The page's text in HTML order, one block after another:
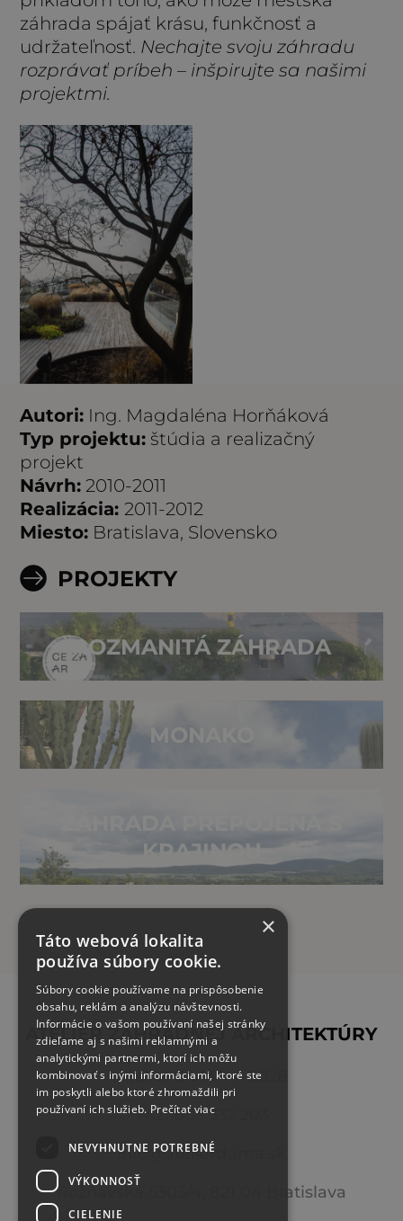
záhrada spájať krásu, funkčnosť a
udržateľnosť. Nechajte svoju záhradu
rozprávať príbeh – inšpirujte sa našimi
projektmi.
Autori: Ing. Magdaléna Horňáková
Typ projektu: štúdia a realizačný
projekt
Návrh: 2010-2011
Realizácia:2011-2012
Miesto: Bratislava, Slovensko
PROJEKTY
ROZMANITÁ ZÁHRADA
MONAKO
KRAJINOU
ATELIÉR ZÁHRADNEJ ARCHITEKTÚRY
Atelier DUMA ©2026
+421 905 332 203
info@atelierduma.sk
Rožňavská 5303/4, 821 04 Bratislava
×
Táto webová lokalita
používa súbory cookie.
Súbory cookie používame na prispôsobenie
obsahu, reklám a analýzu návštevnosti.
Informácie o vašom používaní našej stránky
zdieľame aj s našimi reklamnými a
analytickými partnermi, ktorí ich môžu
kombinovať s inými informáciami, ktoré ste
im poskytli alebo ktoré zhromaždili pri
používaní ich služieb. Prečítať viac
NEVYHNUTNE POTREBNÉ
VÝKONNOSŤ
CIELENIE